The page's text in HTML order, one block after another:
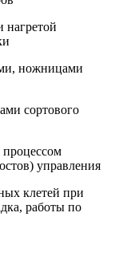
нагретой
ножницами
сортового
управления
клетей при
работы по